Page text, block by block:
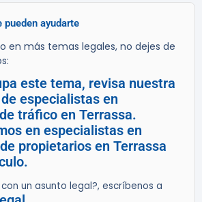
ayudarte
en más temas legales, no dejes de
este tema, revisa nuestra
especialistas en
tráfico en Terrassa.
en especialistas en
propietarios en Terrassa
un asunto legal?, escríbenos a